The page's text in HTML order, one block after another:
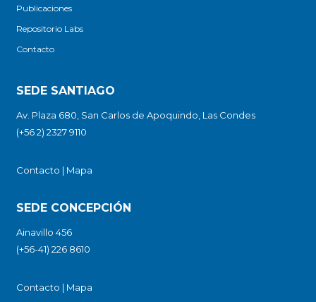
Publicaciones
Repositorio Labs
Contacto
SEDE SANTIAGO
Av. Plaza 680, San Carlos de Apoquindo, Las Condes
(+56 2) 2327 9110
Contacto | Mapa
SEDE CONCEPCIÓN
Ainavillo 456
(+56-41) 226 8610
Contacto | Mapa